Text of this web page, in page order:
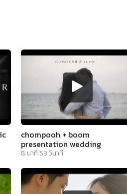
chompooh + boom
presentation wedding
8 นาที 53วินาที